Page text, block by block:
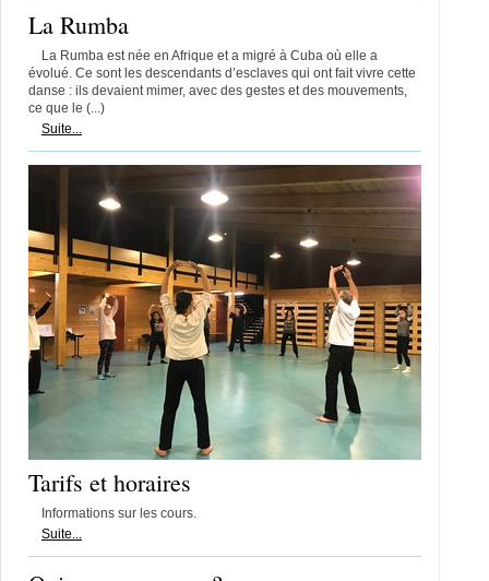
La Rumba
La Rumba est née en Afrique et a migré à Cuba où elle a
évolué. Ce sont les descendants d’esclaves qui ont fait vivre cette
danse : ils devaient mimer, avec des gestes et des mouvements,
ce que le (...)
Suite...
Tarifs et horaires
Informations sur les cours.
Suite...